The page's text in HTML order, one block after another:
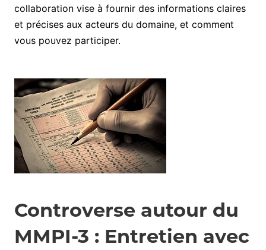
collaboration vise à fournir des informations claires
et précises aux acteurs du domaine, et comment
vous pouvez participer.
Controverse autour du
MMPI-3 : Entretien avec